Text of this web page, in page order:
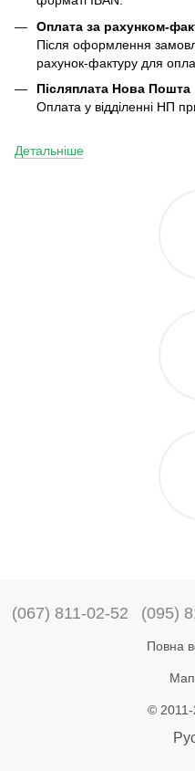
Оплата за рахунком-
Після оформлення
рахунок-фактуру для
Післяплата Нова Пошта
Оплата у відділенні НП
Детальніше
(067) 811-02-52 (095)
Повна
©